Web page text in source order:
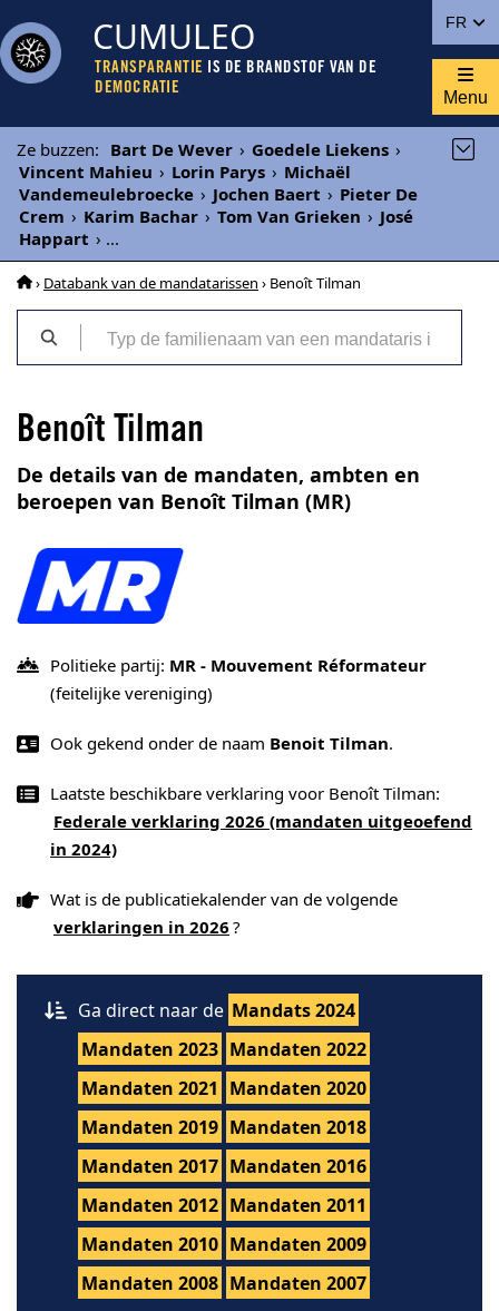
FR
CUMULEO
TRANSPARANTIE IS DE BRANDSTOF VAN DE
DEMOCRATIE
Menu
Ze buzzen: Bart De Wever › Goedele Liekens ›
Vincent Mahieu › Lorin Parys › Michaël
Vandemeulebroecke › Jochen Baert › Pieter De
Crem › Karim Bachar › Tom Van Grieken › José
Happart › ...
› Databank van de mandatarissen › Benoît Tilman
Benoît Tilman
De details van de mandaten, ambten en
beroepen van Benoît Tilman (MR)
Politieke partij: MR - Mouvement Réformateur
(feitelijke vereniging)
Ook gekend onder de naam Benoit Tilman.
Laatste beschikbare verklaring voor Benoît Tilman:
Federale verklaring 2026 (mandaten uitgeoefend
in 2024)
Wat is de publicatiekalender van de volgende
verklaringen in 2026 ?
Ga direct naar de Mandats 2024
Mandaten 2023 Mandaten 2022
Mandaten 2021 Mandaten 2020
Mandaten 2019 Mandaten 2018
Mandaten 2017 Mandaten 2016
Mandaten 2012 Mandaten 2011
Mandaten 2010 Mandaten 2009
Mandaten 2008 Mandaten 2007